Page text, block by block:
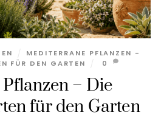
– Die
für den Garten
MEDITERRANE PFLANZEN -
FÜR DEN GARTEN
0